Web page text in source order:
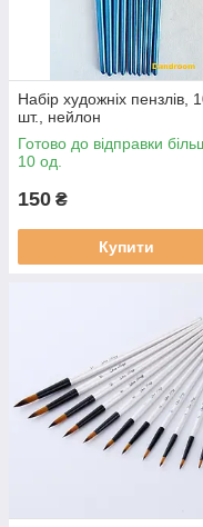
Набір художніх пензлів,
шт., нейлон
Готово до відправки
10 од.
150 ₴
Купити